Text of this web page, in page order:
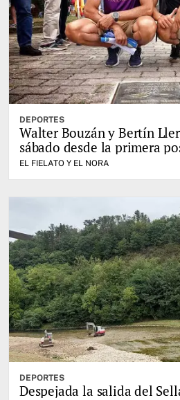
DEPORTES
Walter Bouzán y Bertín
sábado desde la primera
EL FIELATO Y EL NORA
DEPORTES
Despejada la salida del